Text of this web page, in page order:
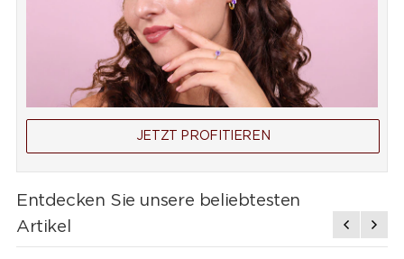
JETZT PROFITIEREN
Entdecken Sie unsere beliebtesten
Artikel